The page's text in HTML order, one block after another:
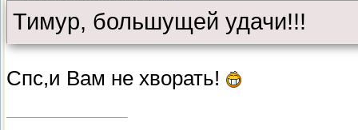
Тимур, большущей удачи!!!
Спс,и Вам не хворать!